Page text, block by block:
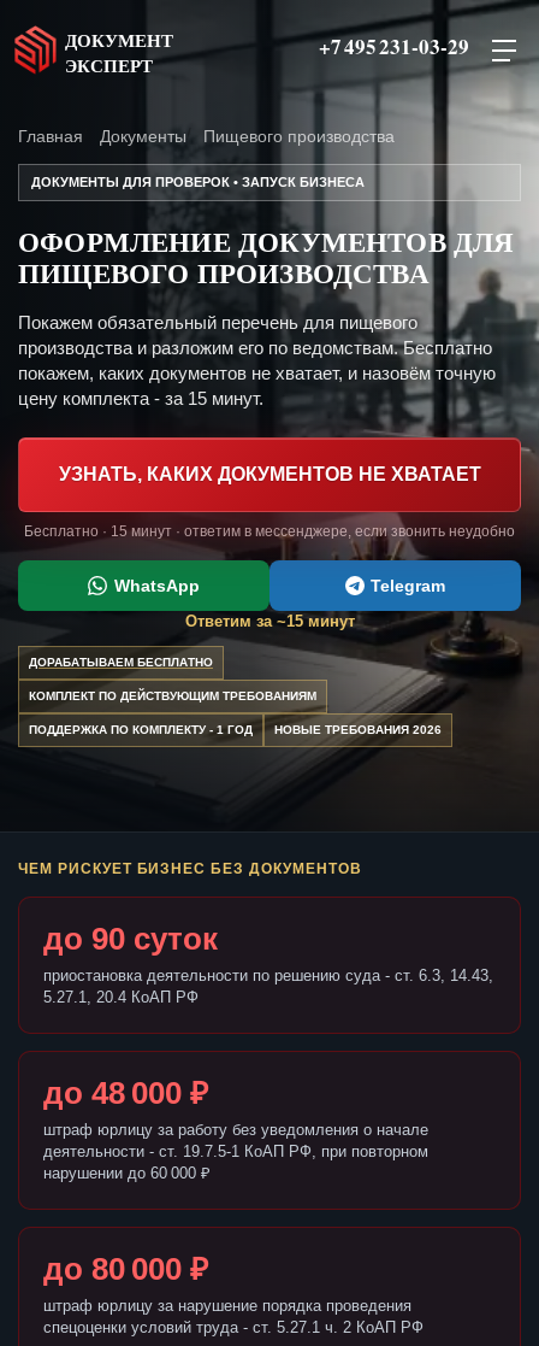
ДОКУМЕНТ
ЭКСПЕРТ
+7 495 231-03-29
Главная Документы Пищевого производства
ДОКУМЕНТЫ ДЛЯ ПРОВЕРОК • ЗАПУСК БИЗНЕСА
ОФОРМЛЕНИЕ ДОКУМЕНТОВ ДЛЯ
ПИЩЕВОГО ПРОИЗВОДСТВА
Покажем обязательный перечень для пищевого
производства и разложим его по ведомствам. Бесплатно
покажем, каких документов не хватает, и назовём точную
цену комплекта - за 15 минут.
УЗНАТЬ, КАКИХ ДОКУМЕНТОВ НЕ ХВАТАЕТ
Бесплатно · 15 минут · ответим в мессенджере, если звонить неудобно
WhatsApp Telegram
Ответим за ~15 минут
ДОРАБАТЫВАЕМ БЕСПЛАТНО
КОМПЛЕКТ ПО ДЕЙСТВУЮЩИМ ТРЕБОВАНИЯМ
ПОДДЕРЖКА ПО КОМПЛЕКТУ - 1 ГОД НОВЫЕ ТРЕБОВАНИЯ 2026
ЧЕМ РИСКУЕТ БИЗНЕС БЕЗ ДОКУМЕНТОВ
до 90 суток
приостановка деятельности по решению суда - ст. 6.3, 14.43,
5.27.1, 20.4 КоАП РФ
до 48 000 ₽
штраф юрлицу за работу без уведомления о начале
деятельности - ст. 19.7.5-1 КоАП РФ, при повторном
нарушении до 60 000 ₽
до 80 000 ₽
штраф юрлицу за нарушение порядка проведения
спецоценки условий труда - ст. 5.27.1 ч. 2 КоАП РФ